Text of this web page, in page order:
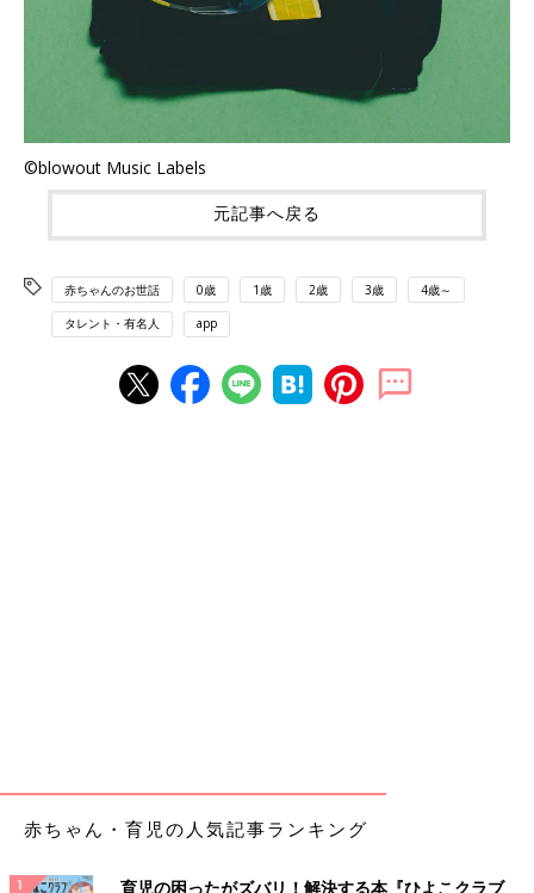
©blowout Music Labels
元記事へ戻る
赤ちゃんのお世話 0歳 1歳 2歳 3歳 4歳～
タレント・有名人 app
赤ちゃん・育児の人気記事ランキング
育児の困ったがズバリ！解決する本『ひよこクラブ